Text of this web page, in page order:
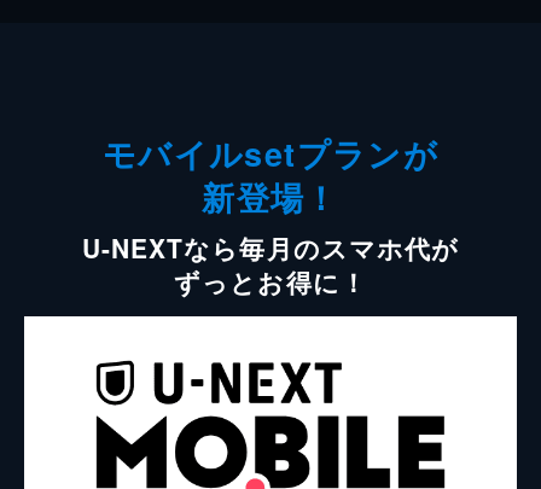
モバイルsetプランが
新登場！
U-NEXTなら毎月のスマホ代が
ずっとお得に！